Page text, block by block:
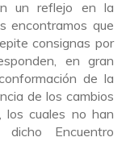
un reflejo en la
encontramos que
consignas por
en gran
de la
de los cambios
los cuales no han
Encuentro